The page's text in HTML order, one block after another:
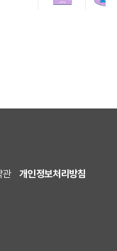
관
개인정보처리방침